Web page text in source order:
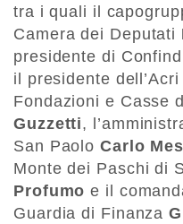
tra i quali il
Camera dei Deputati
presidente di
il presidente
Fondazioni e Casse
Guzzetti,
San PaoloCarlo
Monte dei Paschi di
Profumo e il
Guardia di Finanza